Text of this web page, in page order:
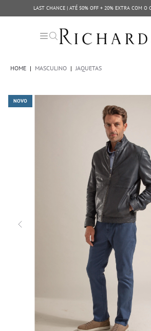
LAST CHANCE | ATÉ 50% OFF + 20% EXTRA COM O
HOME | MASCULINO | JAQUETAS
NOVO